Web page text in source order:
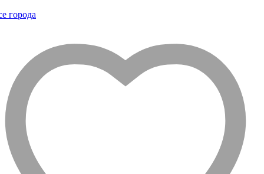
города